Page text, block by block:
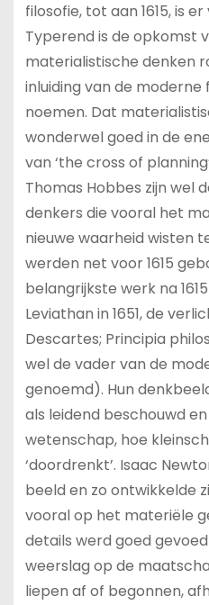
filosofie, tot aan 1615, is
Typerend is de opkomst
materialistische denken
inluiding van de moderne
noemen. Dat
wonderwel goed in de
van ‘the cross of
Thomas Hobbes zijn wel
denkers die vooral het
nieuwe waarheid wisten
werden net voor 1615
belangrijkste werk na
Leviathan in 1651, de
Descartes; Principia
wel de vader van de
genoemd). Hun
als leidend beschouwd
wetenschap, hoe
‘doordrenkt’. Isaac
beeld en zo ontwikkelde
vooral op het materiële
details werd goed
weerslag op de
liepen af of begonnen,